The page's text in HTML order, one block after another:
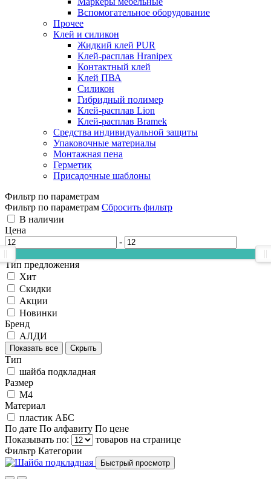
Вспомогательное оборудование
Прочее
Клей и силикон
Жидкий клей PUR
Клей-расплав Hranipex
Контактный клей
Клей ПВА
Силикон
Гибридный полимер
Клей-расплав Lion
Клей-расплав Bramek
Средства индивидуальной защиты
Упаковочные материалы
Монтажная пена
Герметик
Присадочные шаблоны
Фильтр по параметрам
Фильтр по параметрам Сбросить фильтр
В наличии
Цена
-
Тип предложения
Хит
Скидки
Акции
Новинки
Бренд
АЛДИ
Показать все Скрыть
Тип
шайба подкладная
Размер
М4
Материал
пластик АБС
По дате По алфавиту По цене
Показывать по:
товаров на странице
Фильтр Категории
Быстрый просмотр